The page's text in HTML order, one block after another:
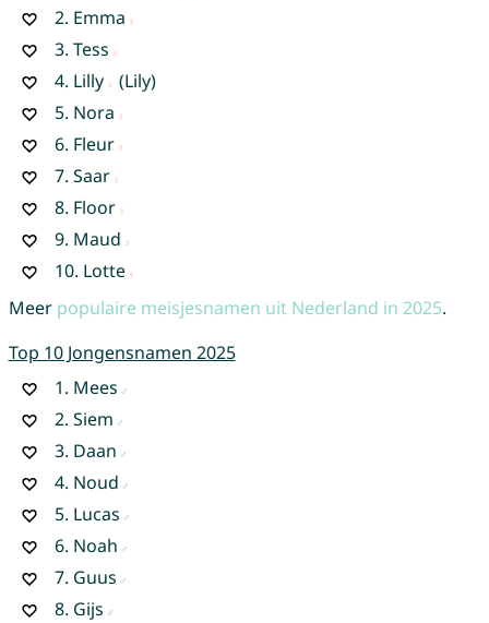
2. Emma
3. Tess
4. Lilly
(Lily)
5. Nora
6. Fleur
7. Saar
8. Floor
9. Maud
10. Lotte
Meer populaire meisjesnamen uit Nederland in 2025.
Top 10 Jongensnamen 2025
1. Mees
2. Siem
3. Daan
4. Noud
5. Lucas
6. Noah
7. Guus
8. Gijs